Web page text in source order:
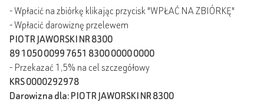
- Wpłacić na zbiórkę klikając przycisk "WPŁAĆ NA ZBIÓRKĘ"
- Wpłacić darowiznę przelewem
PIOTR JAWORSKI NR 8300
89 1050 0099 7651 8300 0000 0000
- Przekazać 1,5% na cel szczegółowy
KRS 0000292978
Darowizna dla: PIOTR JAWORSKI NR 8300